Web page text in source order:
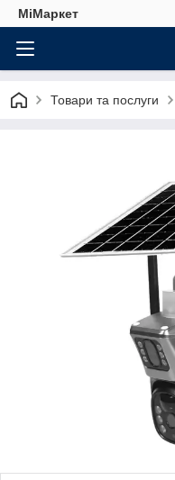
МіМаркет
Товари та послуги